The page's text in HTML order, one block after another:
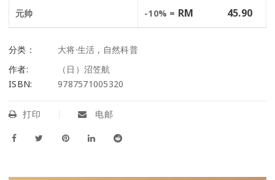
元帅 -10% = RM 45.90
分类： 大将·生活 , 自然科普
作者:
（日）沼笠航
ISBN:
9787571005320
打印 电邮